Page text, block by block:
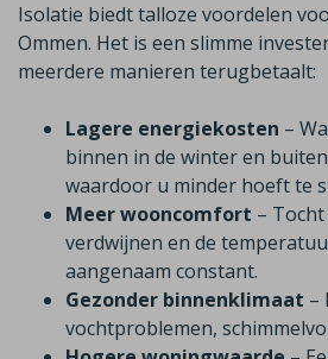
Isolatie biedt talloze voordelen
Ommen. Het is een slimme
meerdere manieren terugbetaalt:
Lagere energiekosten –
binnen in de winter en
waardoor u minder hoeft te
Meer wooncomfort –
verdwijnen en de
aangenaam constant.
Gezonder binnenklimaat –
vochtproblemen,